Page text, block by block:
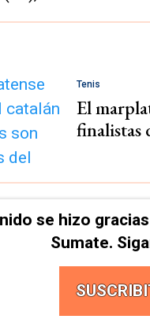
Tenis
El
finalistas
se hizo
Sumate.